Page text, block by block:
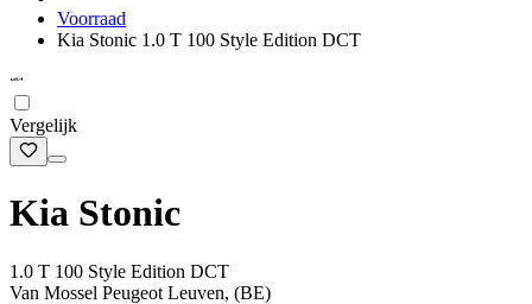
Voorraad
Kia Stonic 1.0 T 100 Style Edition DCT
Vergelijk
Kia Stonic
1.0 T 100 Style Edition DCT
Van Mossel Peugeot Leuven, (BE)